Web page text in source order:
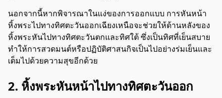
นอกจากนี้หากพิจารณาในแง่ของการออกแบบ การหันหน้า
หิ้งพระไปทางทิศตะวันออกเฉียงเหนือจะช่วยให้ด้านหลังของ
หิ้งพระหันไปทางทิศตะวันตกและทิศใต้ ซึ่งเป็นทิศที่เย็นสบาย
ทำให้การสวดมนต์หรือปฏิบัติศาสนกิจเป็นไปอย่างร่มเย็นและ
เต็มไปด้วยความสุขอีกด้วย
2. หิ้งพระหันหน้าไปทางทิศตะวันออก